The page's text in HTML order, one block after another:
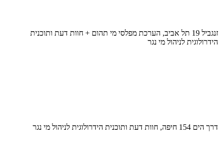
זנגביל 19 תל אביב, הערכת מפלסי מי תהום + חוות דעת ותוכנית
הידרולוגית לניהול מי נגר
דרך הים 154 חיפה, חוות דעת ותוכנית הידרולוגית לניהול מי נגר